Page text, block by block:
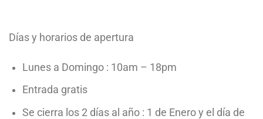
Días y horarios de apertura
Lunes a Domingo : 10am – 18pm
Entrada gratis
Se cierra los 2 días al año : 1 de Enero y el día de